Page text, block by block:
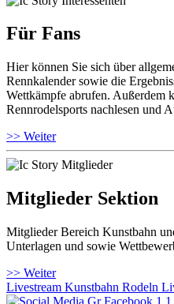
Für Fans
Hier können Sie sich über
Rennkalender sowie die
Wettkämpfe abrufen. Außerdem
Rennrodelsports nachlesen und
>> Weiter
Mitglieder Sektion
Mitglieder Bereich Kunstbahn
Unterlagen und sowie
>> Weiter
Livestream Kunstbahn Rodeln